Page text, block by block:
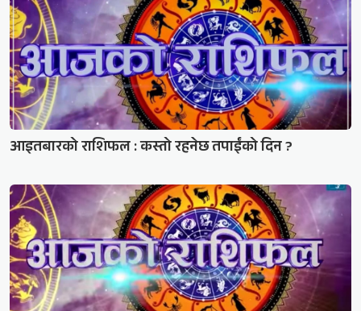
आइतबारको राशिफल : कस्तो रहनेछ तपाईंको दिन ?